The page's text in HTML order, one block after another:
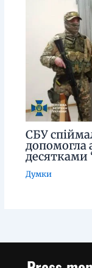
СБУ
допомогла
десятками
Думки